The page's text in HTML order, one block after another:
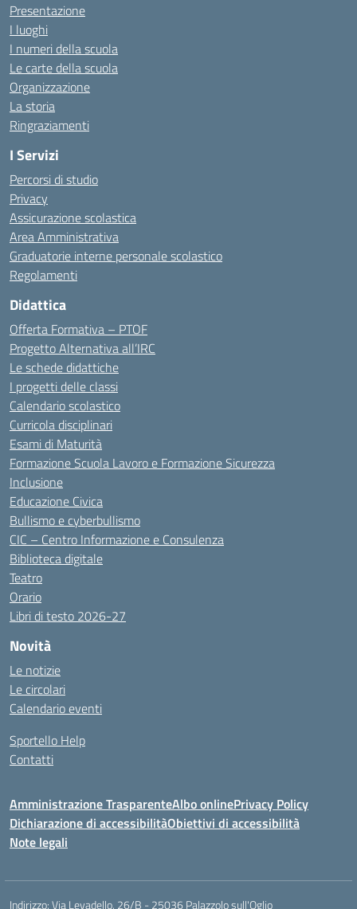
Presentazione
I luoghi
I numeri della scuola
Le carte della scuola
Organizzazione
La storia
Ringraziamenti
I Servizi
Percorsi di studio
Privacy
Assicurazione scolastica
Area Amministrativa
Graduatorie interne personale scolastico
Regolamenti
Didattica
Offerta Formativa – PTOF
Progetto Alternativa all’IRC
Le schede didattiche
I progetti delle classi
Calendario scolastico
Curricola disciplinari
Esami di Maturità
Formazione Scuola Lavoro e Formazione Sicurezza
Inclusione
Educazione Civica
Bullismo e cyberbullismo
CIC – Centro Informazione e Consulenza
Biblioteca digitale
Teatro
Orario
Libri di testo 2026-27
Novità
Le notizie
Le circolari
Calendario eventi
Sportello Help
Contatti
Amministrazione TrasparenteAlbo onlinePrivacy Policy
Dichiarazione di accessibilitàObiettivi di accessibilità
Note legali
Indirizzo:Via Levadello, 26/B - 25036 Palazzolo sull'Oglio